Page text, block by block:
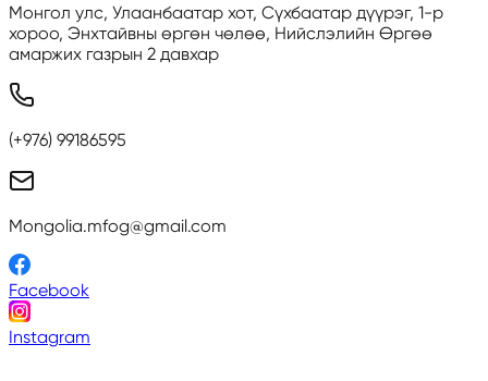
Монгол улс, Улаанбаатар хот, Сүхбаатар дүүрэг, 1-р
хороо, Энхтайвны өргөн чөлөө, Нийслэлийн Өргөө
амаржих газрын 2 давхар
(+976) 99186595
Mongolia.mfog@gmail.com
Facebook
Instagram